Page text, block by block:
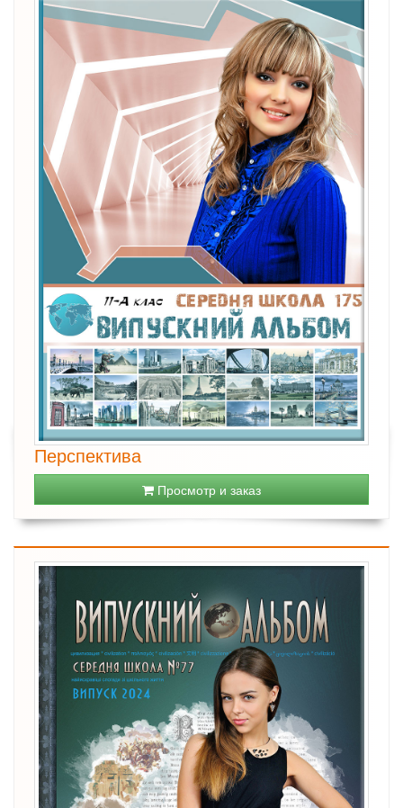
Перспектива
Просмотр и заказ